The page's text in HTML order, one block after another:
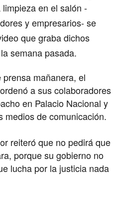
en el salón -
y empresarios- se
que graba dichos
semana pasada.
mañanera, el
a sus colaboradores
en Palacio Nacional y
medios de comunicación.
reiteró que no pedirá que
porque su gobierno no
lucha por la justicia nada